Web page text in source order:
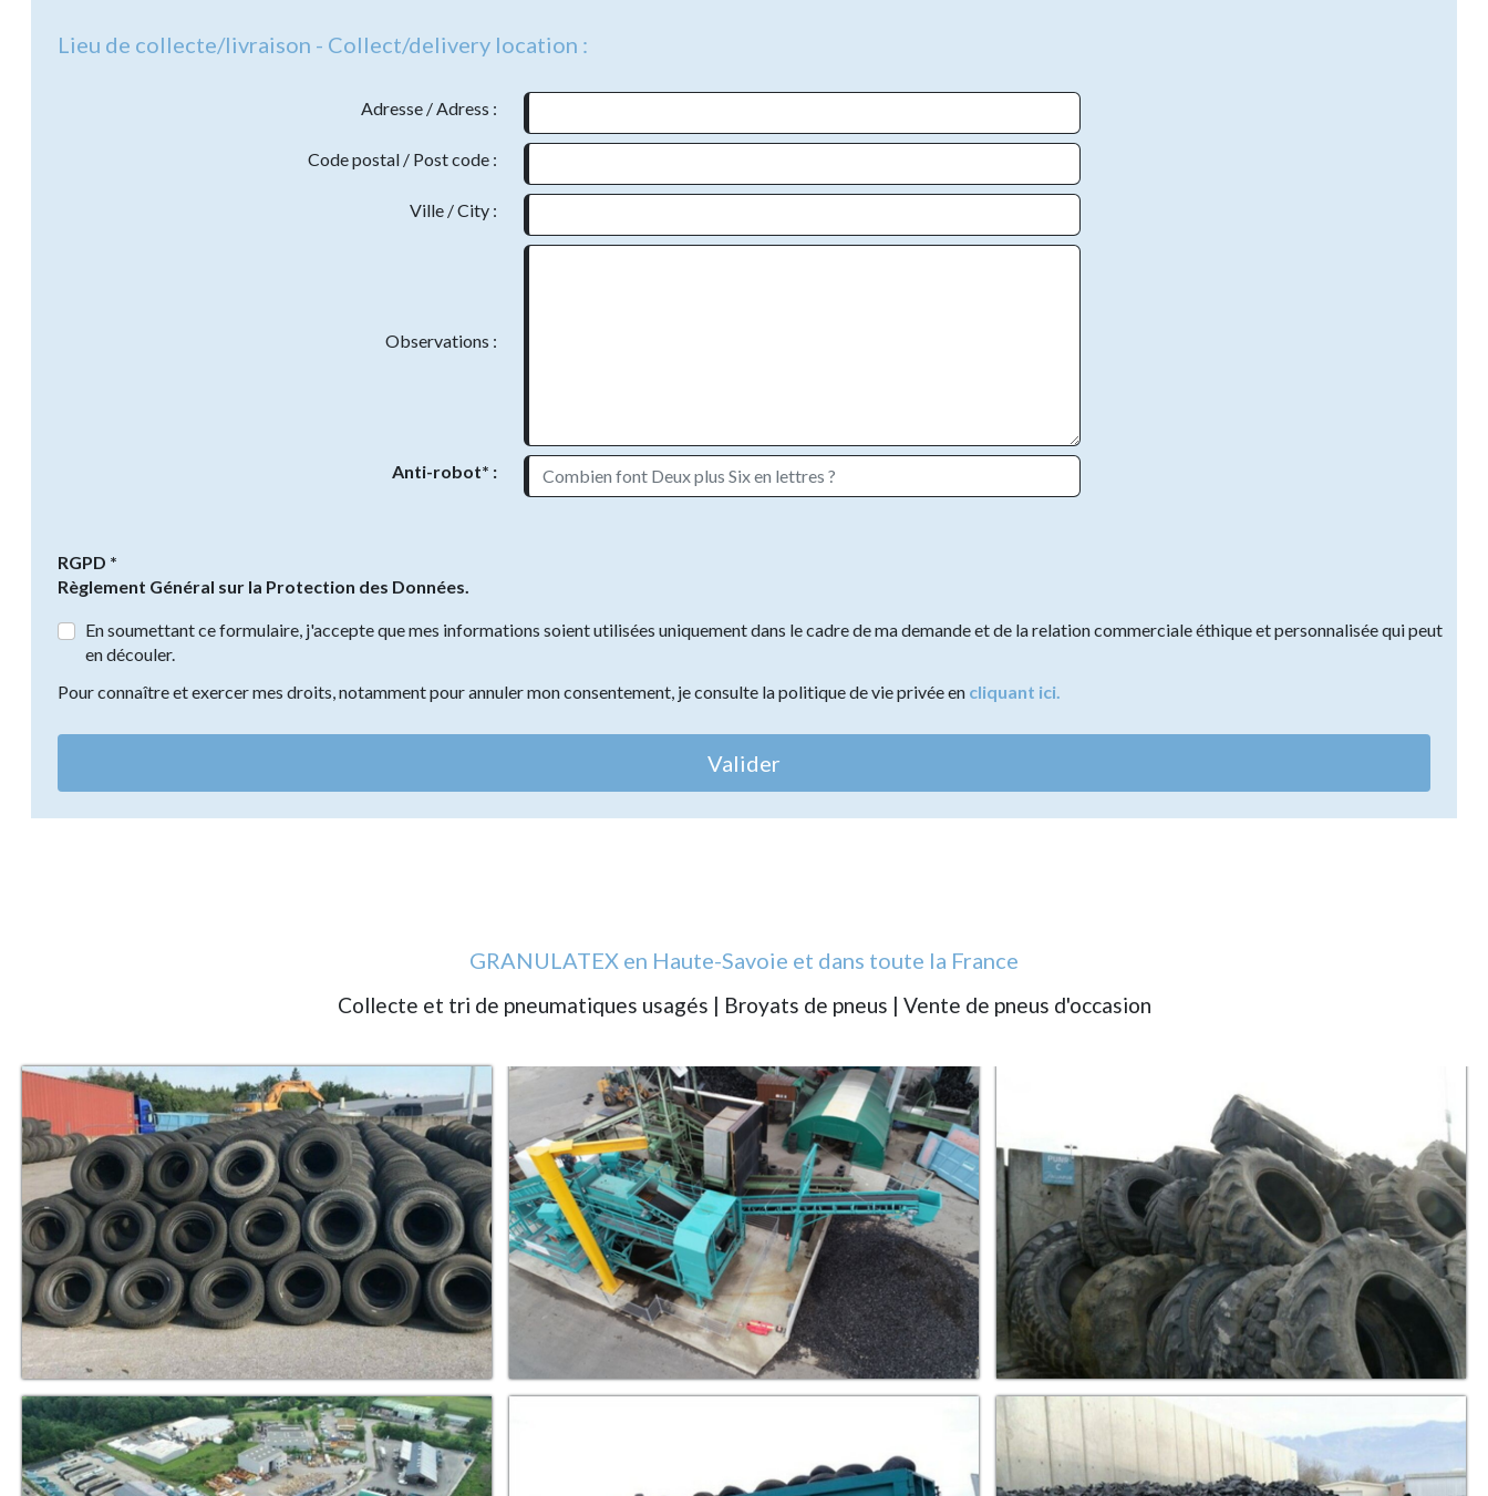
Lieu de collecte/livraison - Collect/delivery location :
Adresse / Adress :
Code postal / Post code :
Ville / City :
Observations :
Anti-robot* :
RGPD *
Règlement Général sur la Protection des Données.
En soumettant ce formulaire, j'accepte que mes informations soient utilisées uniquement dans le cadre de ma demande et de la relation commerciale éthique et personnalisée qui peut
en découler.
Pour connaître et exercer mes droits, notamment pour annuler mon consentement, je consulte la politique de vie privée en cliquant ici.
Valider
GRANULATEX en Haute-Savoie et dans toute la France
Collecte et tri de pneumatiques usagés | Broyats de pneus | Vente de pneus d'occasion